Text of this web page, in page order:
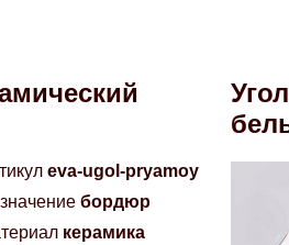
eva-ugol-pryamoy
бордюр
керамика